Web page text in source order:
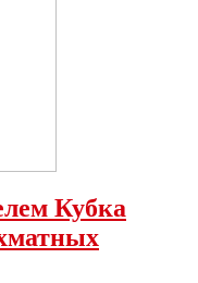
Кубка